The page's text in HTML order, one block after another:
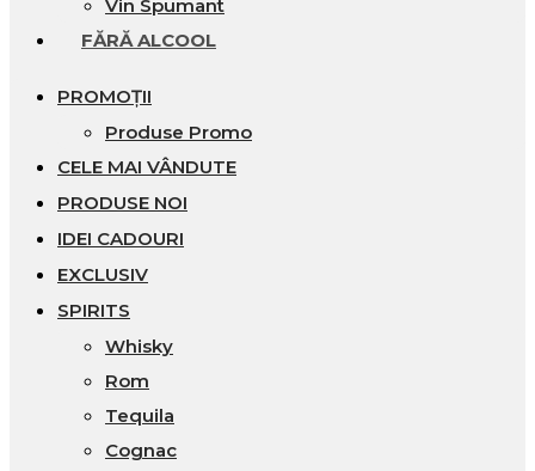
Vin Spumant
FĂRĂ ALCOOL
PROMOȚII
Produse Promo
CELE MAI VÂNDUTE
PRODUSE NOI
IDEI CADOURI
EXCLUSIV
SPIRITS
Whisky
Rom
Tequila
Cognac